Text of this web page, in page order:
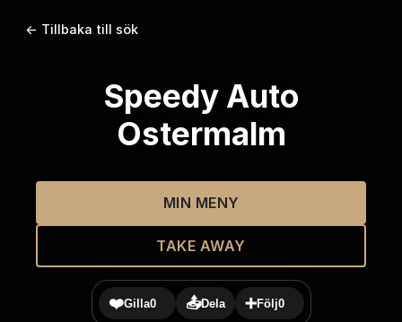
← Tillbaka till sök
Speedy Auto
Ostermalm
MIN MENY
TAKE AWAY
❤️Gilla0 📤Dela ➕Följ0